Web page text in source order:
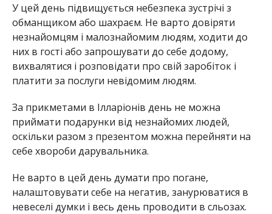
У цей день підвищується небезпека зустрічі з
обманщиком або шахраєм. Не варто довіряти
незнайомцям і малознайомим людям, ходити до
них в гості або запрошувати до себе додому,
вихвалятися і розповідати про свій заробіток і
платити за послуги невідомим людям.
За прикметами в Ілларіонів день не можна
приймати подарунки від незнайомих людей,
оскільки разом з презентом можна перейняти на
себе хвороби дарувальника.
Не варто в цей день думати про погане,
налаштовувати себе на негатив, занурюватися в
невеселі думки і весь день проводити в сльозах.